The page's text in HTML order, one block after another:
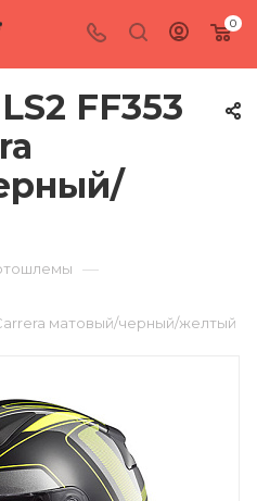
0
FF353
—
матовый/черный/желтый